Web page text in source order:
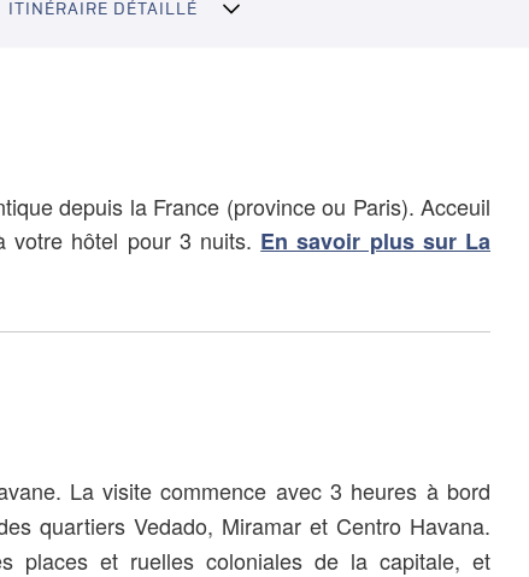
ITINÉRAIRE DÉTAILLÉ
depuis la France (province ou Paris). Acceuil
votre hôtel pour 3 nuits. En savoir plus sur La
La visite commence avec 3 heures à bord
quartiers Vedado, Miramar et Centro Havana.
places et ruelles coloniales de la capitale, et